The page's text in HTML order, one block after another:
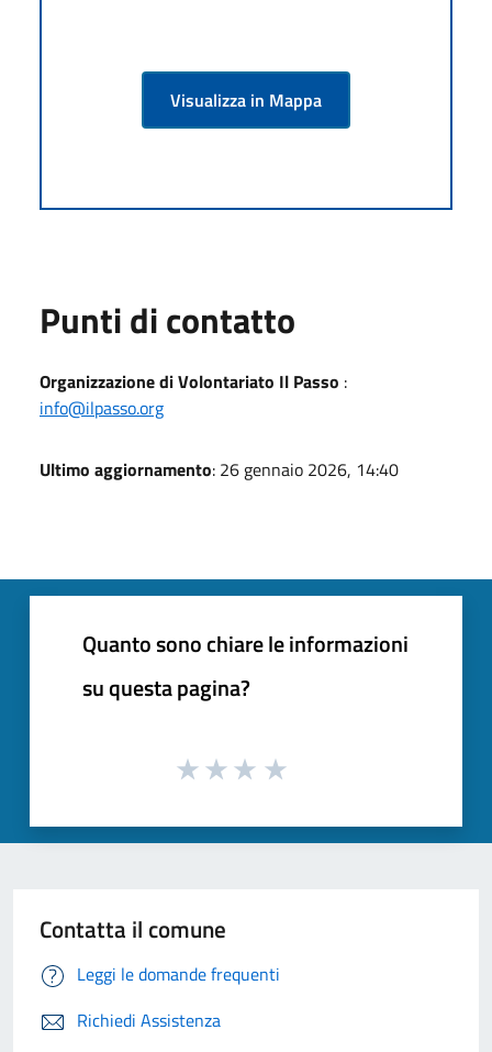
Visualizza in Mappa
Punti di contatto
Organizzazione di Volontariato Il Passo :
info@ilpasso.org
Ultimo aggiornamento: 26 gennaio 2026, 14:40
Quanto sono chiare le informazioni
su questa pagina?
Contatta il comune
Leggi le domande frequenti
Richiedi Assistenza